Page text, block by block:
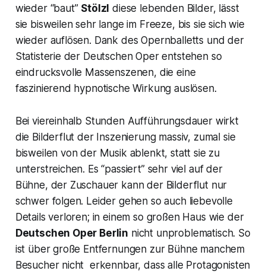
wieder “baut” Stölzl diese lebenden Bilder, lässt
sie bisweilen sehr lange im Freeze, bis sie sich wie
wieder auflösen. Dank des Opernballetts und der
Statisterie der Deutschen Oper entstehen so
eindrucksvolle Massenszenen, die eine
faszinierend hypnotische Wirkung auslösen.
Bei viereinhalb Stunden Aufführungsdauer wirkt
die Bilderflut der Inszenierung massiv, zumal sie
bisweilen von der Musik ablenkt, statt sie zu
unterstreichen. Es “passiert” sehr viel auf der
Bühne, der Zuschauer kann der Bilderflut nur
schwer folgen. Leider gehen so auch liebevolle
Details verloren; in einem so großen Haus wie der
Deutschen Oper Berlin nicht unproblematisch. So
ist über große Entfernungen zur Bühne manchem
Besucher nicht erkennbar, dass alle Protagonisten